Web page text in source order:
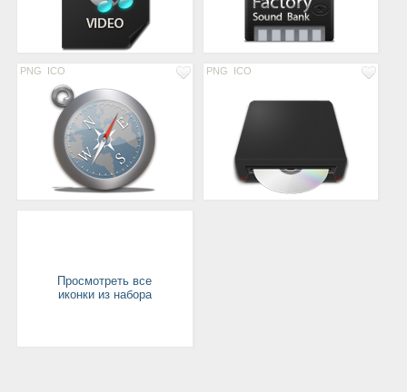
PNG ICO PNG ICO
Просмотреть все
иконки из набора